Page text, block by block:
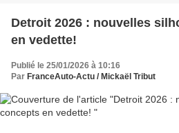
Detroit 2026 : nouvelles
en vedette!
Publié le 25/01/2026 à 10:16
Par FranceAuto-Actu / Mickaël Tribut